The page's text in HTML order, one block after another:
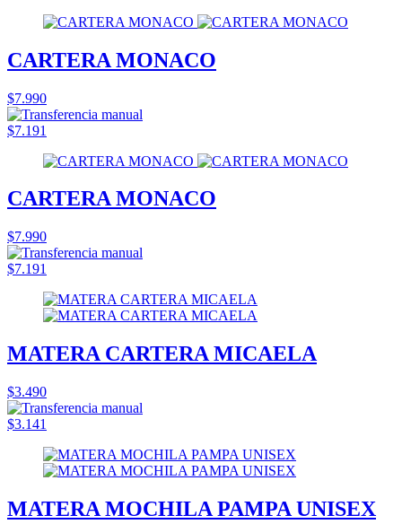
CARTERA MONACO
$7.990
$7.191
CARTERA MONACO
$7.990
$7.191
MATERA CARTERA MICAELA
$3.490
$3.141
MATERA MOCHILA PAMPA UNISEX